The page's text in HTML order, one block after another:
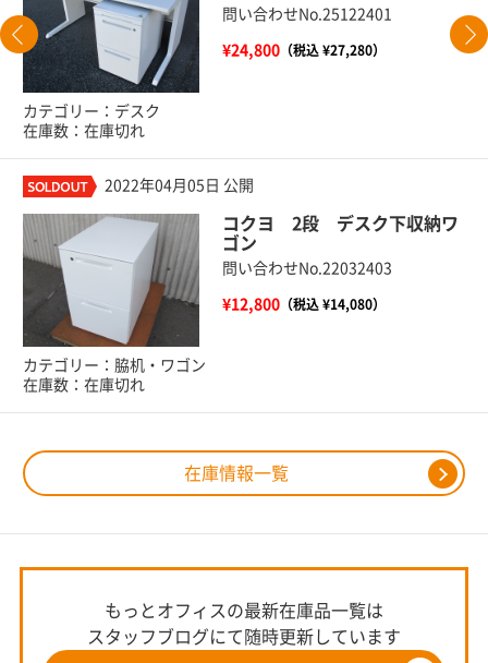
在庫情報一覧
問い合わせNo.25122401
¥24,800（税込 ¥27,280）
カテゴリー：デスク
在庫数：在庫切れ
2022年04月05日 公開
コクヨ 2段 デスク下収納ワ
ゴン
問い合わせNo.22032403
¥12,800（税込 ¥14,080）
カテゴリー：脇机・ワゴン
在庫数：在庫切れ
もっとオフィスの最新在庫品一覧は
スタッフブログにて随時更新しています